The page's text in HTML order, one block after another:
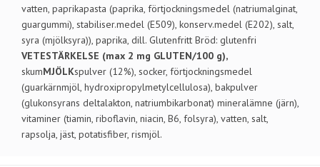
vatten, paprikapasta (paprika, förtjockningsmedel (natriumalginat,
guargummi), stabiliser.medel (E509), konserv.medel (E202), salt,
syra (mjölksyra)), paprika, dill. Glutenfritt Bröd: glutenfri
VETESTÄRKELSE (max 2 mg GLUTEN/100 g),
skumMJÖLKspulver (12%), socker, förtjockningsmedel
(guarkärnmjöl, hydroxipropylmetylcellulosa), bakpulver
(glukonsyrans deltalakton, natriumbikarbonat) mineralämne (järn),
vitaminer (tiamin, riboflavin, niacin, B6, folsyra), vatten, salt,
rapsolja, jäst, potatisfiber, rismjöl.